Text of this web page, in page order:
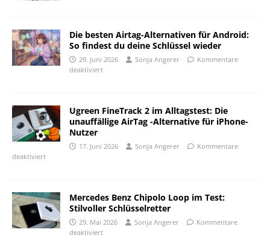
Die besten Airtag-Alternativen für Android:
So findest du deine Schlüssel wieder
29. Juni 2026 Sonja Angerer
Kommentare
deaktiviert
Ugreen FineTrack 2 im Alltagstest: Die
unauffällige AirTag -Alternative für iPhone-
Nutzer
17. Juni 2026 Sonja Angerer
Kommentare
deaktiviert
Mercedes Benz Chipolo Loop im Test:
Stilvoller Schlüsselretter
29. Mai 2026 Sonja Angerer
Kommentare
deaktiviert